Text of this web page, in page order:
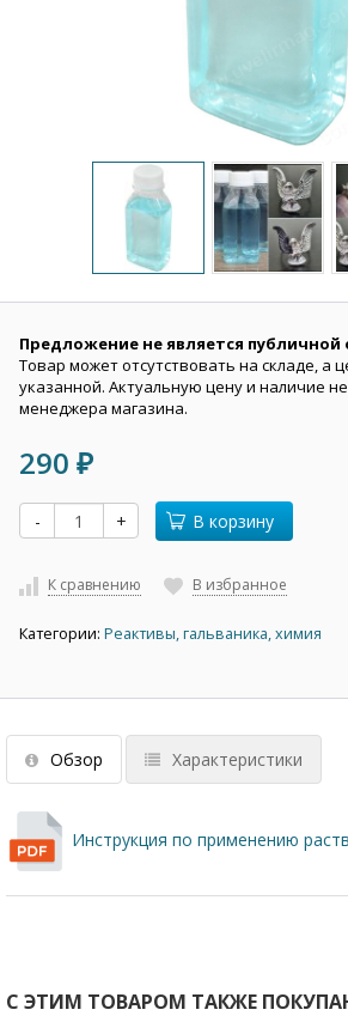
Предложение не является публичной
Товар может отсутствовать на складе, а
указанной. Актуальную цену и наличие
менеджера магазина.
290 ₽
- + В корзину
К сравнению В избранное
Категории: Реактивы, гальваника, химия
Обзор Характеристики
Инструкция по применению
С ЭТИМ ТОВАРОМ ТАКЖЕ